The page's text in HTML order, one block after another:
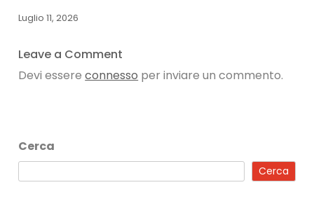
Luglio 11, 2026
Leave a Comment
Devi essereconnesso per inviare un commento.
Cerca
Cerca